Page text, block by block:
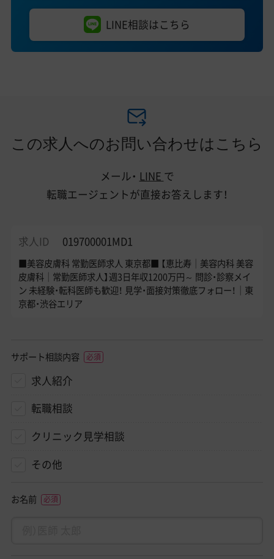
LINE相談はこちら
この求人へのお問い合わせはこちら
メール・ LINE で
転職エージェントが直接お答えします！
求人ID 019700001MD1
■美容皮膚科 常勤医師求人 東京都■ 【恵比寿│美容内科 美容
皮膚科│常勤医師求人】週3日年収1200万円～ 問診・診察メイ
ン 未経験・転科医師も歓迎！ 見学・面接対策徹底フォロー！｜東
京都・渋谷エリア
サポート相談内容
求人紹介
転職相談
クリニック見学相談
その他
お名前